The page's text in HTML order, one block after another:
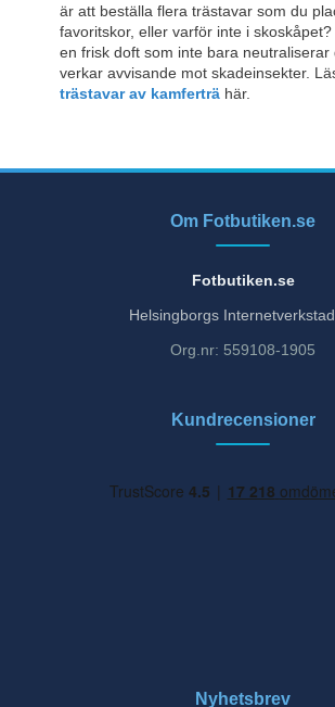
är att beställa flera trästavar som du
favoritskor, eller varför inte i
en frisk doft som inte bara neutraliserar
verkar avvisande mot skadeinsekter.
trästavar av kamferträ här.
Om Fotbutiken.se
Fotbutiken.se
Helsingborgs
Org.nr: 559108-1905
Kundrecensioner
Nyhetsbrev